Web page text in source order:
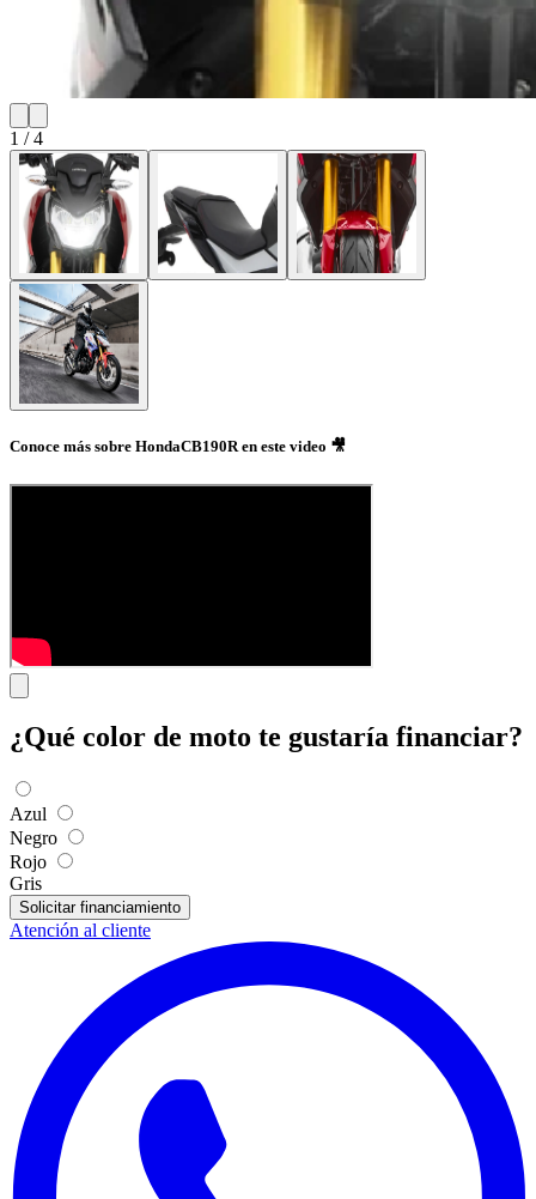
1 /4
Conoce más sobre HondaCB190R en este video 🎥
¿Qué color de moto te gustaría financiar?
Azul
Negro
Rojo
Gris
Solicitar financiamiento
Atención al cliente